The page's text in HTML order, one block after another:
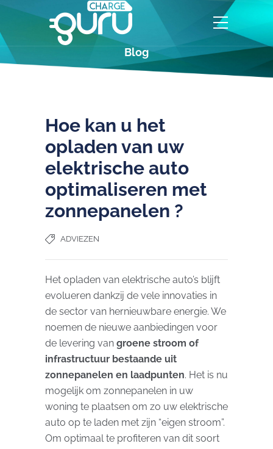
Blog
Hoe kan u het
opladen van uw
elektrische auto
optimaliseren met
zonnepanelen ?
ADVIEZEN
Het opladen van elektrische auto’s blijft
evolueren dankzij de vele innovaties in
de sector van hernieuwbare energie. We
noemen de nieuwe aanbiedingen voor
de levering van groene stroom of
infrastructuur bestaande uit
zonnepanelen en laadpunten. Het is nu
mogelijk om zonnepanelen in uw
woning te plaatsen om zo uw elektrische
auto op te laden met zijn “eigen stroom”.
Om optimaal te profiteren van dit soort